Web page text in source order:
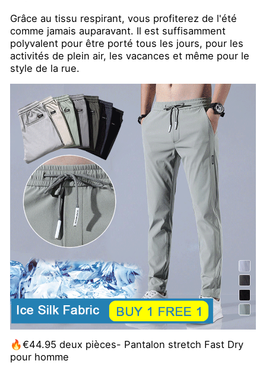
Grâce au tissu respirant, vous profiterez de l'été
comme jamais auparavant. Il est suffisamment
polyvalent pour être porté tous les jours, pour les
activités de plein air, les vacances et même pour le
style de la rue.
🔥€44.95 deux pièces- Pantalon stretch Fast Dry
pour homme